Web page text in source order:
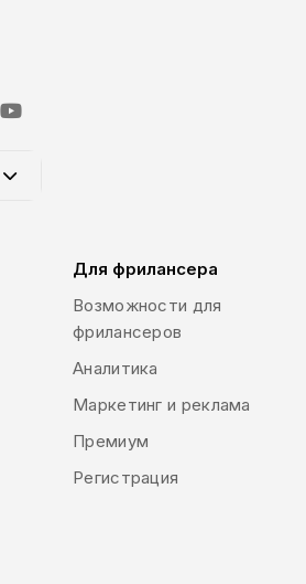
Для фрилансера
Возможности для
фрилансеров
Аналитика
Маркетинг и реклама
Премиум
Регистрация